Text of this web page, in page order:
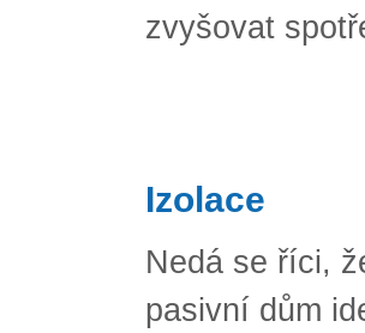
zvyšovat
Izolace
Nedá se říci,
pasivní dům